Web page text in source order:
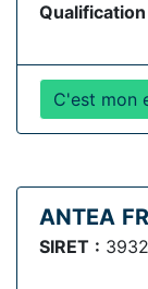
Qualification
C'est mon
ANTEA
SIRET :